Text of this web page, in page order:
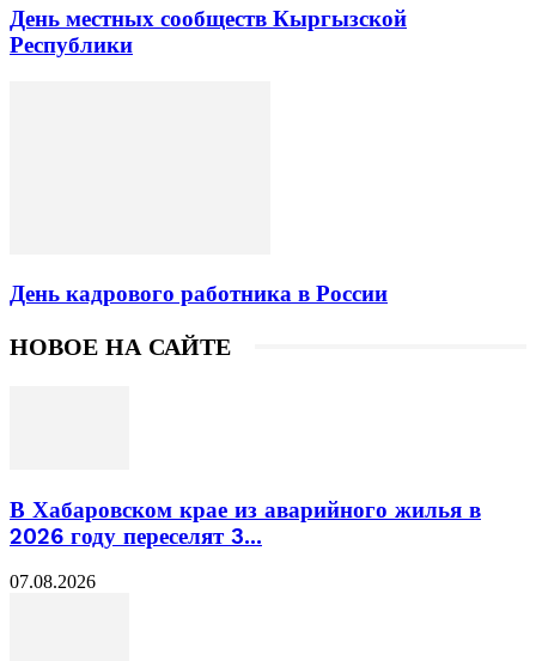
День местных сообществ Кыргызской
Республики
День кадрового работника в России
НОВОЕ НА САЙТЕ
В Хабаровском крае из аварийного жилья в
2026 году переселят 3...
07.08.2026